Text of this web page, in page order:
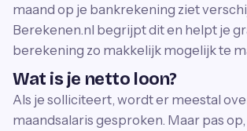
maand op je bankrekening ziet
Berekenen.nl begrijpt dit en helpt je
berekening zo makkelijk mogelijk te
Wat is je netto loon?
Als je solliciteert, wordt er meestal
maandsalaris gesproken. Maar pas